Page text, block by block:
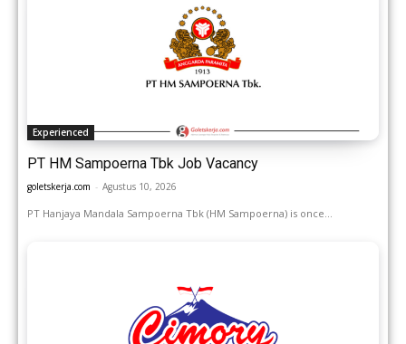
Experienced
PT HM Sampoerna Tbk Job Vacancy
goletskerja.com - Agustus 10, 2026
PT Hanjaya Mandala Sampoerna Tbk (HM Sampoerna) is once...